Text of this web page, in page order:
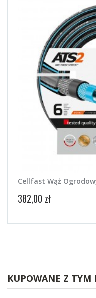
Cellfast Wąż
382,00 zł
KUPOWANE Z TYM